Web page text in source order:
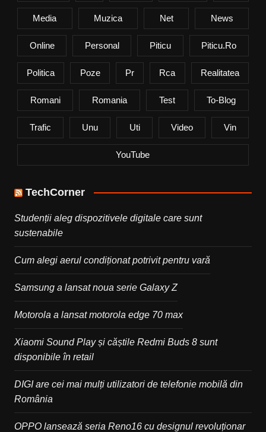
Media Muzica Net News
Online Personal Piticu Piticu.ro
Politica Poze Pr Rca Realitatea
Romani Romania Test To-Blog
Trafic Unu Uti Video Vin
YouTube
TechCorner
Studenții aleg dispozitivele digitale care sunt
sustenabile
Cum alegi aerul condiționat potrivit pentru vară
Samsung a lansat noua serie Galaxy Z
Motorola a lansat motorola edge 70 max
Xiaomi Sound Play și căștile Redmi Buds 8 sunt
disponibile în retail
DIGI are cei mai mulți utilizatori de telefonie mobilă din
România
OPPO lansează seria Reno16 cu designul revoluționar